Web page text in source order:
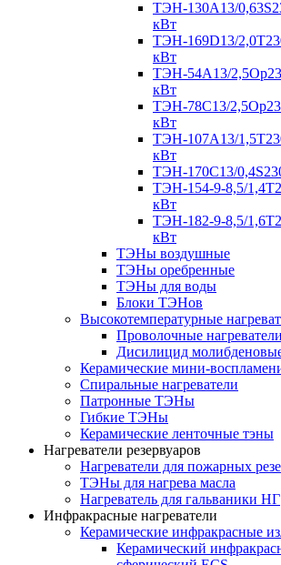
ТЭН-130А13/
кВт
ТЭН-169D13/
кВт
ТЭН-54А13/
кВт
ТЭН-78С13/
кВт
ТЭН-107А13/
кВт
ТЭН-170C13/
ТЭН-154-9-8,5/
кВт
ТЭН-182-9-8,5/
кВт
ТЭНы воздушные
ТЭНы оребренные
ТЭНы для воды
Блоки ТЭНов
Высокотемпературные
Проволочные
Дисилицид
Керамические мини-
Спиральные нагреватели
Патронные ТЭНы
Гибкие ТЭНы
Керамические ленточные тэны
Нагреватели резервуаров
Нагреватели для пожарных
ТЭНы для нагрева масла
Нагреватель для гальваники НГ
Инфракрасные нагреватели
Керамические инфракрасные
Керамический